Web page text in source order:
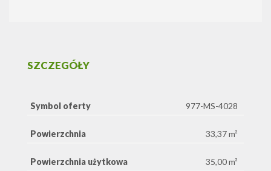
SZCZEGÓŁY
Symbol oferty 977-MS-4028
Powierzchnia 33,37 m²
Powierzchnia użytkowa 35,00 m²